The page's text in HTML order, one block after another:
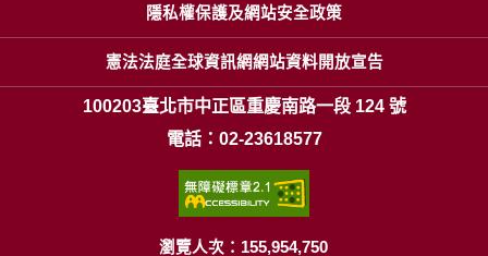
隱私權保護及網站安全政策
憲法法庭全球資訊網網站資料開放宣告
100203臺北市中正區重慶南路一段 124 號
電話：02-23618577
瀏覽人次：155,954,750